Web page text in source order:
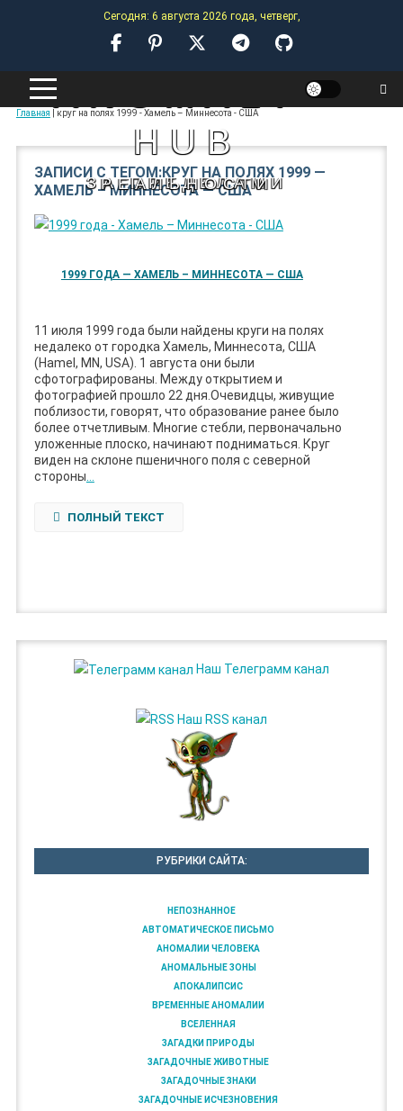
Сегодня: 6 августа 2026 года, четверг,
ANOMALY-
HUB
ЗА ПРЕДЕЛАМИ РЕАЛЬНОСТИ
Главная круг на полях 1999 - Хамель – Миннесота - США
ЗАПИСИ С ТЕГОМ:КРУГ НА ПОЛЯХ 1999 —
ХАМЕЛЬ – МИННЕСОТА — США
1999 ГОДА — ХАМЕЛЬ – МИННЕСОТА — США
11 июля 1999 года были найдены круги на полях
недалеко от городка Хамель, Миннесота, США
(Hamel, MN, USA). 1 августа они были
сфотографированы. Между открытием и
фотографией прошло 22 дня.Очевидцы, живущие
поблизости, говорят, что образование ранее было
более отчетливым. Многие стебли, первоначально
уложенные плоско, начинают подниматься. Круг
виден на склоне пшеничного поля с северной
стороны
ПОЛНЫЙ ТЕКСТ
Наш Телеграмм канал
Наш RSS канал
РУБРИКИ САЙТА:
НЕПОЗНАННОЕ
АВТОМАТИЧЕСКОЕ ПИСЬМО
АНОМАЛИИ ЧЕЛОВЕКА
АНОМАЛЬНЫЕ ЗОНЫ
АПОКАЛИПСИС
ВРЕМЕННЫЕ АНОМАЛИИ
ВСЕЛЕННАЯ
ЗАГАДКИ ПРИРОДЫ
ЗАГАДОЧНЫЕ ЖИВОТНЫЕ
ЗАГАДОЧНЫЕ ЗНАКИ
ЗАГАДОЧНЫЕ ИСЧЕЗНОВЕНИЯ